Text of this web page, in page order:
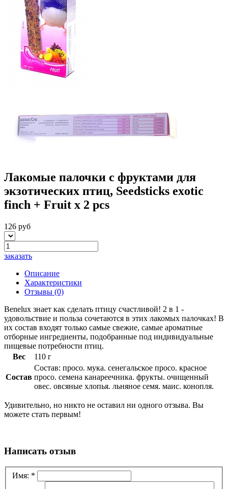
Лакомые палочки с фруктами для
экзотических птиц, Seedsticks exotic
finch + Fruit x 2 pcs
126 руб
заказать
Описание
Характеристики
Отзывы (0)
Benelux знает как сделать птицу счастливой! 2 в 1 -
удовольствие и польза сочетаются в этих лакомых палочках! В
их состав входят только самые свежие, самые ароматные
отборные ингредиенты, подобранные под индивидуальные
пищевые потребности птиц.
Вес
110 г
Состав
Состав: просо. мука. сенегальское просо. красное
просо. семена канареечника. фрукты. очищенный
овес. овсяные хлопья. льняное семя. маис. конопля.
Удивительно, но никто не оставил ни одного отзыва. Вы
можете стать первым!
Написать отзыв
Имя: *